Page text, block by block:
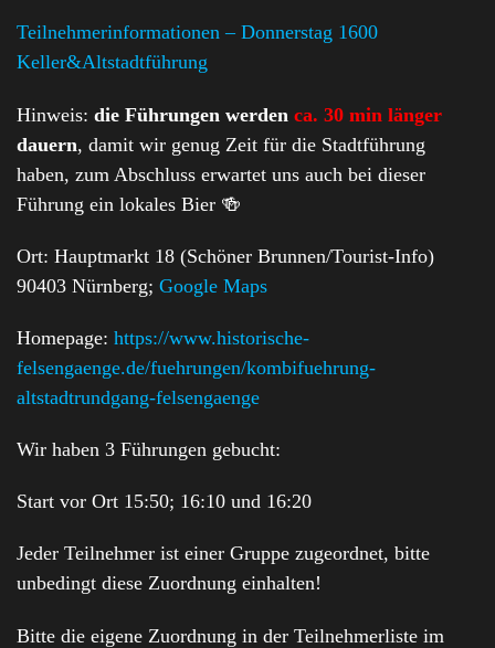
Teilnehmerinformationen – Donnerstag 1600
Keller&Altstadtführung
Hinweis: die Führungen werden ca. 30 min länger
dauern, damit wir genug Zeit für die Stadtführung
haben, zum Abschluss erwartet uns auch bei dieser
Führung ein lokales Bier 🍻
Ort: Hauptmarkt 18 (Schöner Brunnen/Tourist-Info)
90403 Nürnberg; Google Maps
Homepage: https://www.historische-
felsengaenge.de/fuehrungen/kombifuehrung-
altstadtrundgang-felsengaenge
Wir haben 3 Führungen gebucht:
Start vor Ort 15:50; 16:10 und 16:20
Jeder Teilnehmer ist einer Gruppe zugeordnet, bitte
unbedingt diese Zuordnung einhalten!
Bitte die eigene Zuordnung in der Teilnehmerliste im